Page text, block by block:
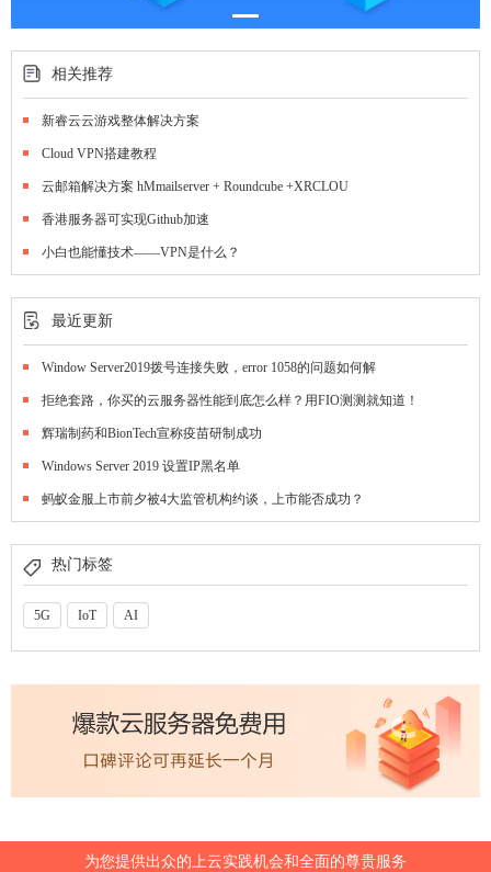
相关推荐
新睿云云游戏整体解决方案
Cloud VPN搭建教程
云邮箱解决方案 hMmailserver + Roundcube +XRCLOU
香港服务器可实现Github加速
小白也能懂技术——VPN是什么？
最近更新
Window Server2019拨号连接失败，error 1058的问题如何解
拒绝套路，你买的云服务器性能到底怎么样？用FIO测测就知道！
辉瑞制药和BionTech宣称疫苗研制成功
Windows Server 2019 设置IP黑名单
蚂蚁金服上市前夕被4大监管机构约谈，上市能否成功？
热门标签
5G IoT AI
为您提供出众的上云实践机会和全面的尊贵服务